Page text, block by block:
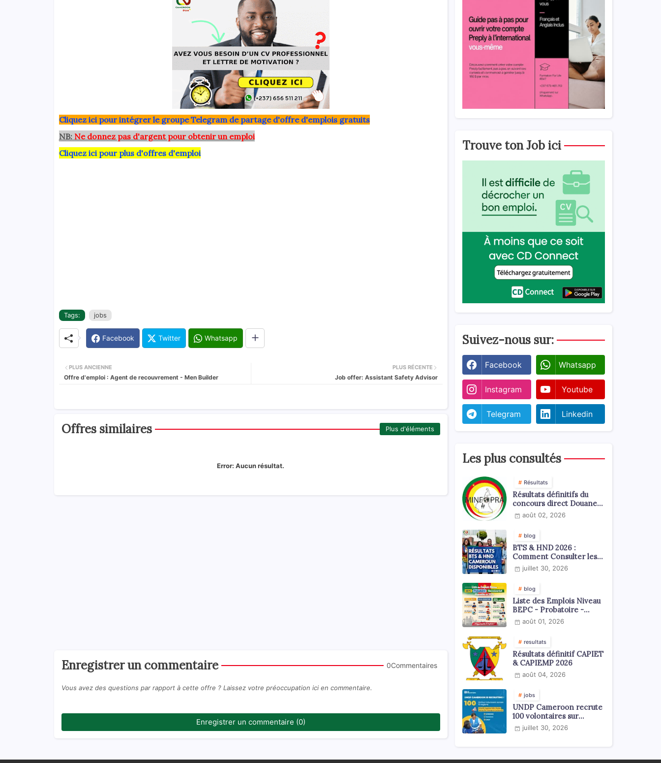
Cliquez ici pour intégrer le groupe Telegram de partage d'offre d'emplois gratuits
NB: Ne donnez pas d'argent pour obtenir un emploi
Cliquez ici pour plus d'offres d'emploi
Tags: jobs
Facebook Twitter Whatsapp
PLUS RÉCENTE
Job offer: Assistant Safety Advisor
PLUS ANCIENNE
Offre d'emploi : Agent de recouvrement - Men Builder
Offres similaires Plus d'éléments
Error: Aucun résultat.
Enregistrer un commentaire 0Commentaires
Vous avez des questions par rapport à cette offre ? Laissez votre préoccupation ici en commentaire.
Enregistrer un commentaire (0)
Trouve ton Job ici
Suivez-nous sur:
Facebook Whatsapp
Instagram Youtube
Telegram Linkedin
Les plus consultés
Résultats
Résultats définitifs du
concours direct Douanes
2026août 02, 2026
blog
BTS & HND 2026 :
Comment Consulter les
Résultats ?
juillet 30, 2026
blog
Liste des Emplois Niveau
BEPC - Probatoire -
Baccalauréat dispoblible
en 2026
août 01, 2026
resultats
Résultats définitif CAPIET
& CAPIEMP 2026
août 04, 2026
jobs
UNDP Cameroon recrute
100 volontaires sur
l'échelle du territoire
national
juillet 30, 2026